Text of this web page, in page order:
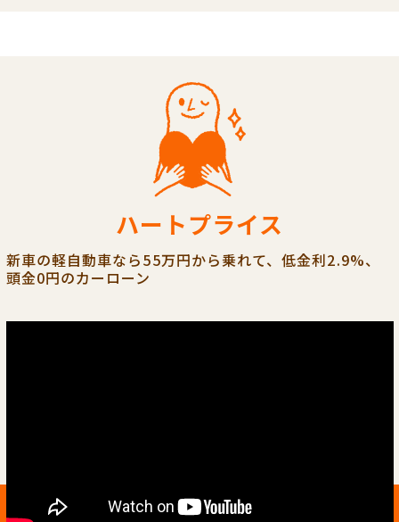
ハートプライス
新車の軽自動車なら55万円から乗れて、低金利2.9%、
頭金0円のカーローン